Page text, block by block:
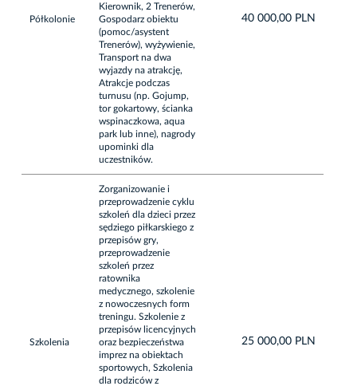
Półkolonie
Kierownik, 2 Trenerów,
Gospodarz obiektu
(pomoc/asystent
Trenerów), wyżywienie,
Transport na dwa
wyjazdy na atrakcję,
Atrakcje podczas
turnusu (np. Gojump,
tor gokartowy, ścianka
wspinaczkowa, aqua
park lub inne), nagrody
upominki dla
uczestników.
40 000,00 PLN
Szkolenia
Zorganizowanie i
przeprowadzenie cyklu
szkoleń dla dzieci przez
sędziego piłkarskiego z
przepisów gry,
przeprowadzenie
szkoleń przez
ratownika
medycznego, szkolenie
z nowoczesnych form
treningu. Szkolenie z
przepisów licencyjnych
oraz bezpieczeństwa
imprez na obiektach
sportowych, Szkolenia
dla rodziców z
25 000,00 PLN